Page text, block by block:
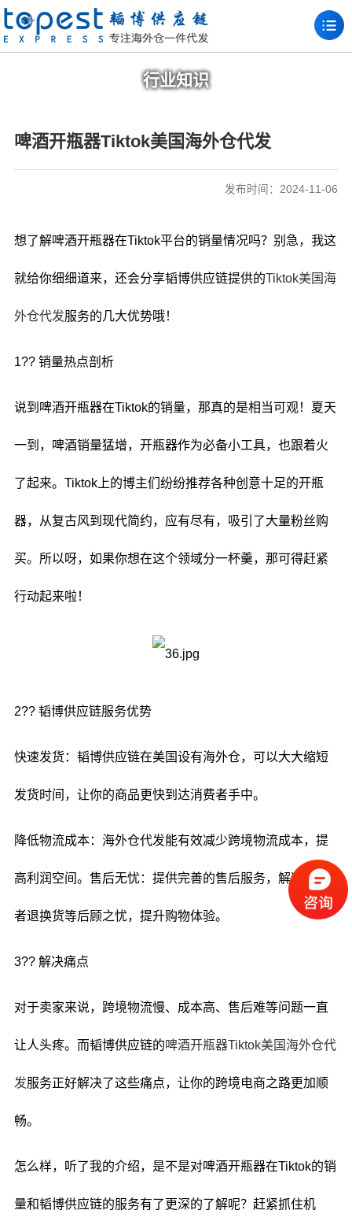
行业知识
啤酒开瓶器Tiktok美国海外仓代发
发布时间：2024-11-06
想了解啤酒开瓶器在Tiktok平台的销量情况吗？别急，我这
就给你细细道来，还会分享韬博供应链提供的Tiktok美国海
外仓代发服务的几大优势哦！
1?? 销量热点剖析
说到啤酒开瓶器在Tiktok的销量，那真的是相当可观！夏天
一到，啤酒销量猛增，开瓶器作为必备小工具，也跟着火
了起来。Tiktok上的博主们纷纷推荐各种创意十足的开瓶
器，从复古风到现代简约，应有尽有，吸引了大量粉丝购
买。所以呀，如果你想在这个领域分一杯羹，那可得赶紧
行动起来啦！
2?? 韬博供应链服务优势
快速发货：韬博供应链在美国设有海外仓，可以大大缩短
发货时间，让你的商品更快到达消费者手中。
降低物流成本：海外仓代发能有效减少跨境物流成本，提
高利润空间。售后无忧：提供完善的售后服务，解决消费
者退换货等后顾之忧，提升购物体验。
3?? 解决痛点
对于卖家来说，跨境物流慢、成本高、售后难等问题一直
让人头疼。而韬博供应链的啤酒开瓶器Tiktok美国海外仓代
发服务正好解决了这些痛点，让你的跨境电商之路更加顺
畅。
怎么样，听了我的介绍，是不是对啤酒开瓶器在Tiktok的销
量和韬博供应链的服务有了更深的了解呢？赶紧抓住机